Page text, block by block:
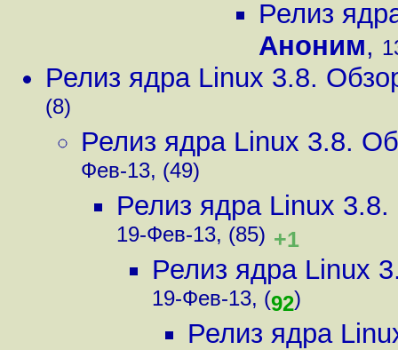
Релиз
Аноним,
Релиз ядра Linux 3.8.
(8)
Релиз ядра Linux 3.8.
Фев-13, (49)
Релиз ядра Linux
19-Фев-13, (85) +1
Релиз ядра Linux
19-Фев-13, (92)
Релиз ядра